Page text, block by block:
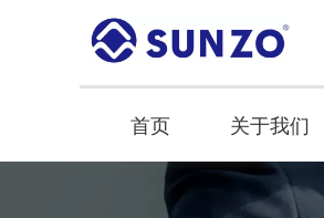
首页 关于我们